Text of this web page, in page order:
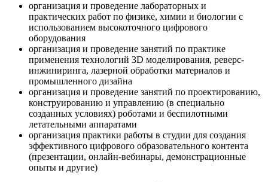
организация и проведение лабораторных и
практических работ по физике, химии и биологии с
использованием высокоточного цифрового
оборудования
организация и проведение занятий по практике
применения технологий 3D моделирования, реверс-
инжиниринга, лазерной обработки материалов и
промышленного дизайна
организация и проведение занятий по проектированию,
конструированию и управлению (в специально
созданных условиях) роботами и беспилотными
летательными аппаратами
организация практики работы в студии для создания
эффективного цифрового образовательного контента
(презентации, онлайн-вебинары, демонстрационные
опыты и другие)